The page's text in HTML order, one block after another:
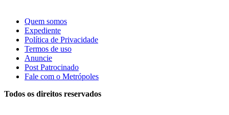
Quem somos
Expediente
Política de Privacidade
Termos de uso
Anuncie
Post Patrocinado
Fale com o Metrópoles
Todos os direitos reservados